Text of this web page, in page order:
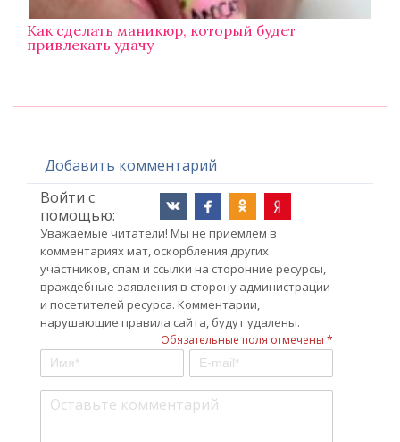
Как сделать маникюр, который будет
привлекать удачу
Добавить комментарий
Войти с
помощью:
Уважаемые читатели! Мы не приемлем в
комментариях мат, оскорбления других
участников, спам и ссылки на сторонние ресурсы,
враждебные заявления в сторону администрации
и посетителей ресурса. Комментарии,
нарушающие правила сайта, будут удалены.
Обязательные поля отмечены *